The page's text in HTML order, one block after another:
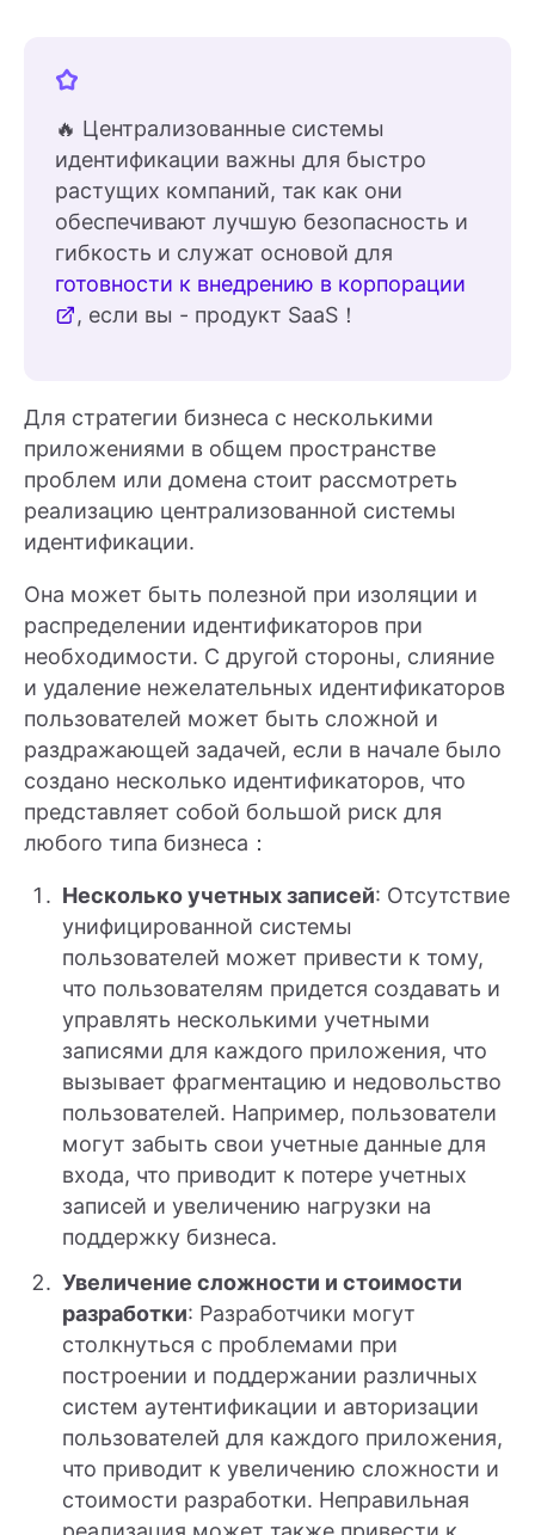
🔥 Централизованные системы
идентификации важны для быстро
растущих компаний, так как они
обеспечивают лучшую безопасность и
гибкость и служат основой для
готовности к внедрению в корпорации
, если вы - продукт SaaS！
Для стратегии бизнеса с несколькими
приложениями в общем пространстве
проблем или домена стоит рассмотреть
реализацию централизованной системы
идентификации.
Она может быть полезной при изоляции и
распределении идентификаторов при
необходимости. С другой стороны, слияние
и удаление нежелательных идентификаторов
пользователей может быть сложной и
раздражающей задачей, если в начале было
создано несколько идентификаторов, что
представляет собой большой риск для
любого типа бизнеса：
Несколько учетных записей: Отсутствие
унифицированной системы
пользователей может привести к тому,
что пользователям придется создавать и
управлять несколькими учетными
записями для каждого приложения, что
вызывает фрагментацию и недовольство
пользователей. Например, пользователи
могут забыть свои учетные данные для
входа, что приводит к потере учетных
записей и увеличению нагрузки на
поддержку бизнеса.
Увеличение сложности и стоимости
разработки: Разработчики могут
столкнуться с проблемами при
построении и поддержании различных
систем аутентификации и авторизации
пользователей для каждого приложения,
что приводит к увеличению сложности и
стоимости разработки. Неправильная